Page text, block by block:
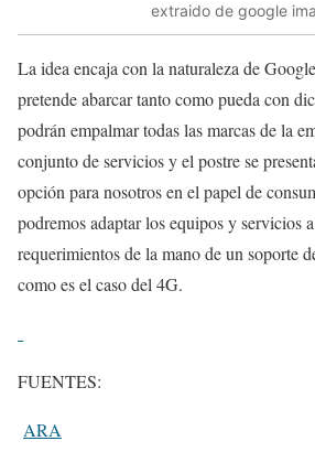
extraido de google
La idea encaja con la naturaleza de
pretende abarcar tanto como pueda con
podrán empalmar todas las marcas de la
conjunto de servicios y el postre se
opción para nosotros en el papel de
podremos adaptar los equipos y servicios
requerimientos de la mano de un soporte
como es el caso del 4G.
FUENTES:
ARA